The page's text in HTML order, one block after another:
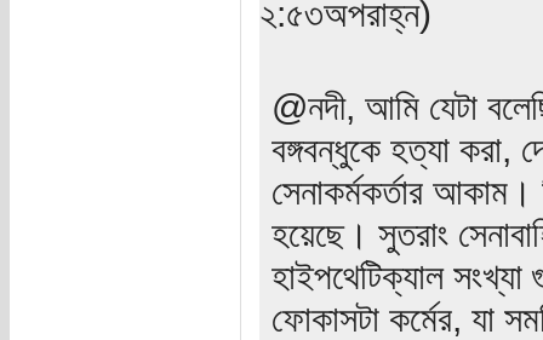
২:৫৩অপরাহ্ন)
@নদী, আমি যেটা
বঙ্গবন্ধুকে হত্যা করা,
সেনাকর্মকর্তার
হয়েছে। সুতরাং
হাইপথেটিক্যাল
ফোকাসটা কর্মের, যা